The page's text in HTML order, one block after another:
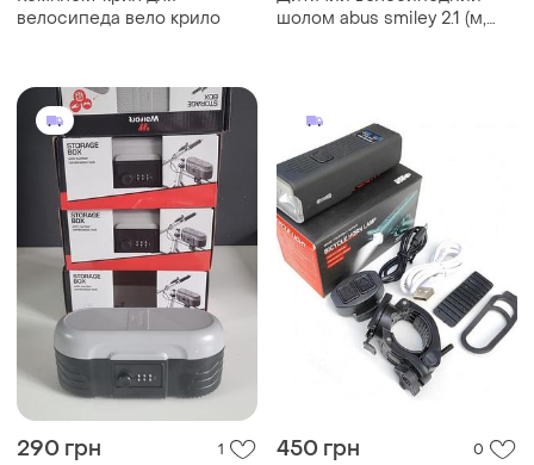
велосипеда вело крило
шолом abus smiley 2.1 (м,
290 грн 1 450 грн 0